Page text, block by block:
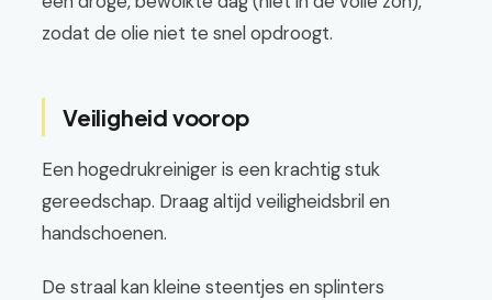
zodat de olie niet te snel opdroogt.
Veiligheid voorop
Een hogedrukreiniger is een krachtig stuk
gereedschap. Draag altijd veiligheidsbril en
handschoenen.
De straal kan kleine steentjes en splinters